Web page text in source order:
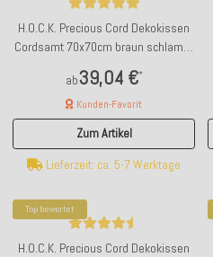
H.O.C.K. Precious Cord Dekokissen
Cordsamt 70x70cm braun schlamm
ab39,04 €*
Kunden-Favorit
Zum Artikel
Lieferzeit: ca. 5-7 Werktage
Top bewertet
H.O.C.K. Precious Cord Dekokissen